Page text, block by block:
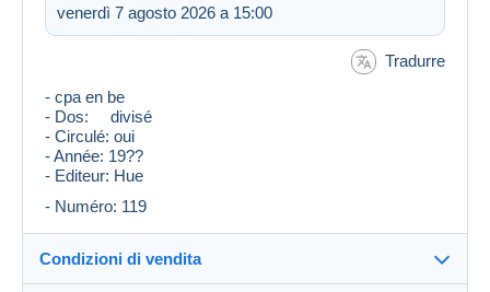
venerdì 7 agosto 2026 a 15:00
Tradurre
- cpa en be
- Dos: divisé
- Circulé: oui
- Année: 19??
- Editeur: Hue
- Numéro: 119
Condizioni di vendita